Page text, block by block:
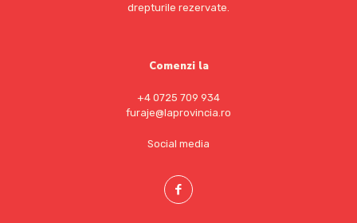
drepturile rezervate.
Comenzi la
+4 0725 709 934
furaje@laprovincia.ro
Social media